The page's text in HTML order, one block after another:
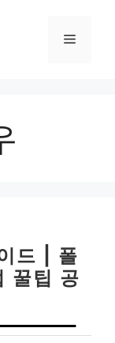
메
드 | 폴
꿀팁 공